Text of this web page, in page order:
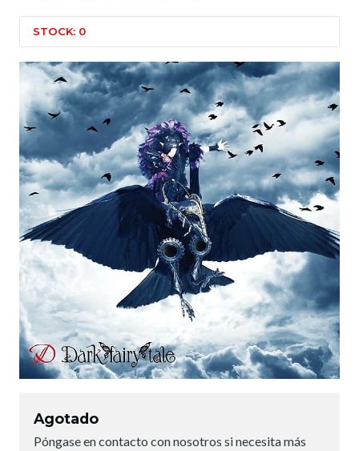
STOCK: 0
Agotado
Póngase en contacto con nosotros si necesita más